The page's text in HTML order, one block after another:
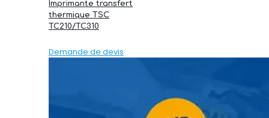
Imprimante transfert
thermique TSC
TC210/TC310
Demande de devis